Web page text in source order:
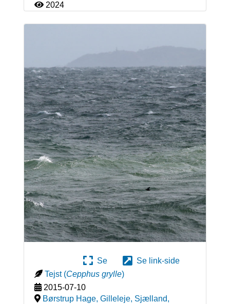
2024
Se
Se link-side
Tejst (Cepphus grylle)
2015-07-10
Børstrup Hage, Gilleleje, Sjælland,